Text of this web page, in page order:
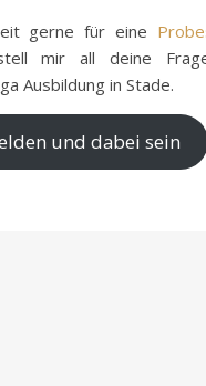
gerne für eine
mir all deine
Ausbildung in Stade.
und dabei sein